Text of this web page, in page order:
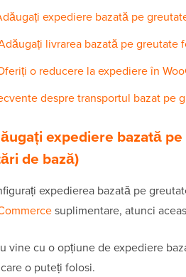
expediere bazată pe
livrarea bazată pe greutate
o reducere la expediere în
despre transportul bazat pe
expediere bazată
de bază)
expedierea bazată pe
suplimentare, atunci
vine cu o opțiune de expediere
o puteți folosi.